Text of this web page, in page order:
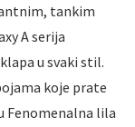
tankim
A serija
u svaki stil.
koje prate
Fenomenalna lila